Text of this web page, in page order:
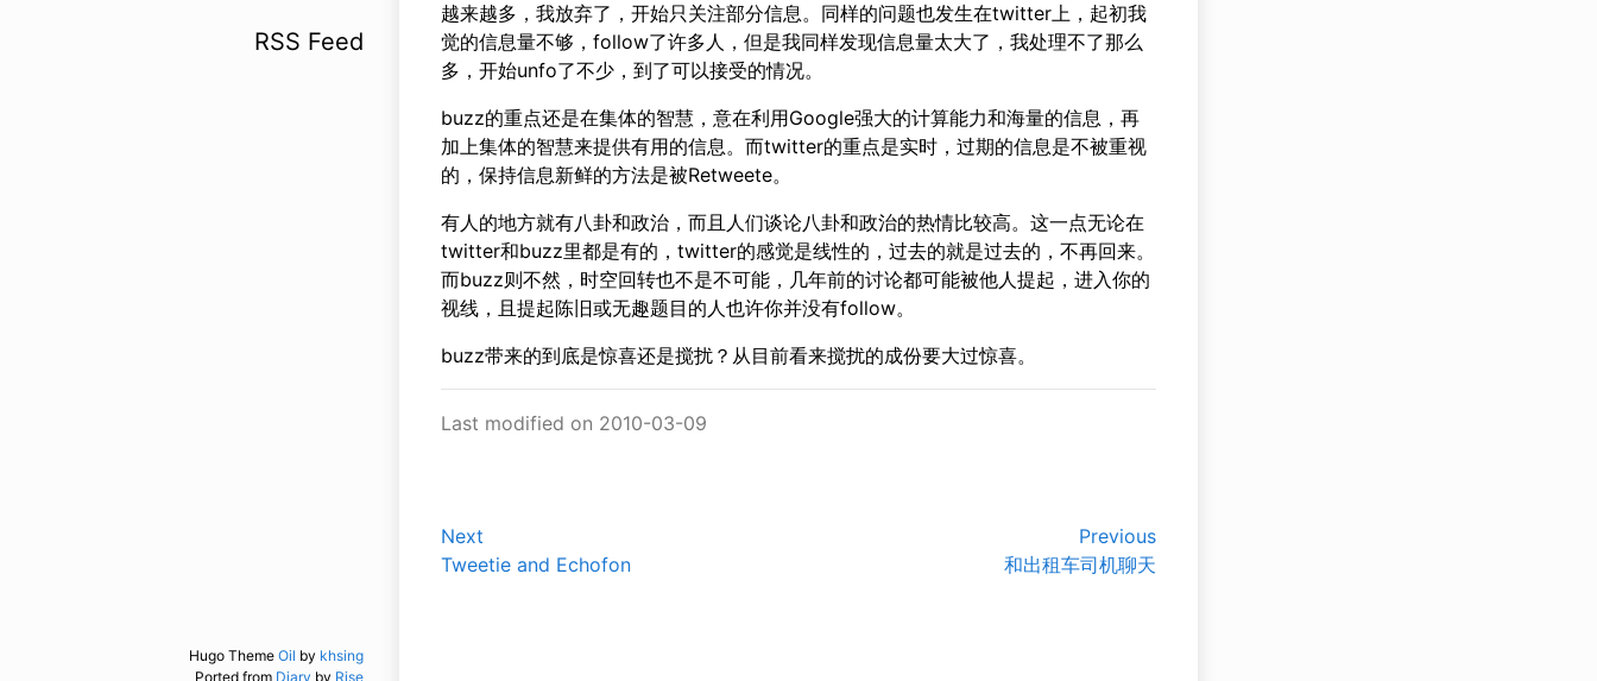
越来越多，我放弃了，开始只关注部分信息。同样的问题也发生在twitter上，起初我
觉的信息量不够，follow了许多人，但是我同样发现信息量太大了，我处理不了那么
多，开始unfo了不少，到了可以接受的情况。
buzz的重点还是在集体的智慧，意在利用Google强大的计算能力和海量的信息，再
加上集体的智慧来提供有用的信息。而twitter的重点是实时，过期的信息是不被重视
的，保持信息新鲜的方法是被Retweete。
有人的地方就有八卦和政治，而且人们谈论八卦和政治的热情比较高。这一点无论在
twitter和buzz里都是有的，twitter的感觉是线性的，过去的就是过去的，不再回来。
而buzz则不然，时空回转也不是不可能，几年前的讨论都可能被他人提起，进入你的
视线，且提起陈旧或无趣题目的人也许你并没有follow。
buzz带来的到底是惊喜还是搅扰？从目前看来搅扰的成份要大过惊喜。
Last modified on 2010-03-09
Next
Tweetie and Echofon
Previous
和出租车司机聊天
RSS Feed
Hugo Theme Oil by khsing
Ported from Diary by Rise